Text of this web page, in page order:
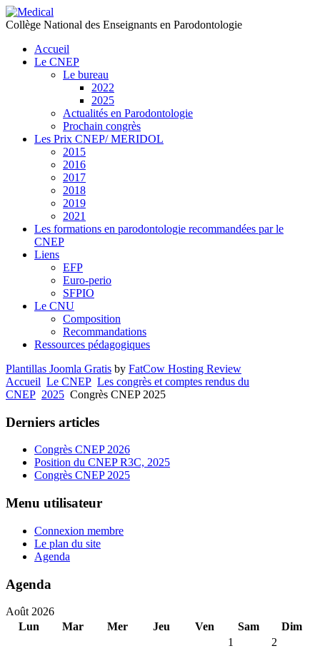
Collège National des Enseignants en Parodontologie
Accueil
Le CNEP
Le bureau
2022
2025
Actualités en Parodontologie
Prochain congrès
Les Prix CNEP/ MERIDOL
2015
2016
2017
2018
2019
2021
Les formations en parodontologie recommandées par le
CNEP
Liens
EFP
Euro-perio
SFPIO
Le CNU
Composition
Recommandations
Ressources pédagogiques
Plantillas Joomla Gratis by FatCow Hosting Review
Accueil Le CNEP Les congrès et comptes rendus du
CNEP 2025 Congrès CNEP 2025
Derniers articles
Congrès CNEP 2026
Position du CNEP R3C, 2025
Congrès CNEP 2025
Menu utilisateur
Connexion membre
Le plan du site
Agenda
Agenda
précédente
précédent
suivante
suivant
Août 2026
Lun
Mar Mer Jeu Ven Sam
Dim
1
2